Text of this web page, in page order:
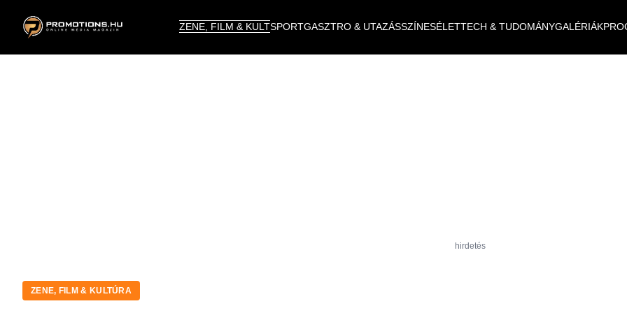
ZENE, FILM & KULTSPORTGASZTRO & UTAZÁSSZÍNESÉLETTECH & TUDOMÁNYGALÉRIÁK
hirdetés
ZENE, FILM & KULTÚRA